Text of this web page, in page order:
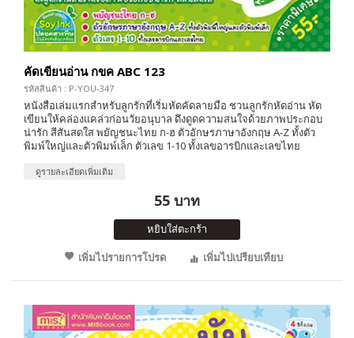
คัดเขียนอ่าน กขค ABC 123
รหัสสินค้า : P-YOU-347
หนังสือเล่มแรกสำหรับลูกรักที่เริ่มหัดคัดลายมือ ชวนลูกรักหัดอ่าน หัด
เขียนให้คล่องแคล่วก่อนวัยอนุบาล ดึงดูดความสนใจด้วยภาพประกอบ
น่ารัก สีสันสดใส พยัญชนะไทย ก-ฮ ตัวอักษรภาษาอังกฤษ A-Z ทั้งตัว
พิมพ์ใหญ่และตัวพิมพ์เล็ก ตัวเลข 1-10 ทั้งเลขอารบิกและเลขไทย
ดูรายละเอียดเพิ่มเติม
55 บาท
หยิบใส่ตะกร้า
เพิ่มไปรายการโปรด
เพิ่มไปเปรียบเทียบ